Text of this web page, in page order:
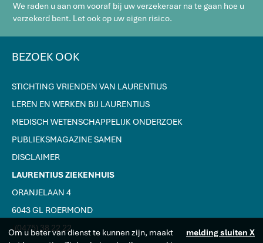
We raden u aan om vooraf bij uw verzekeraar na te gaan hoe u
verzekerd bent. Let ook op uw eigen risico.
BEZOEK OOK
STICHTING VRIENDEN VAN LAURENTIUS
LEREN EN WERKEN BIJ LAURENTIUS
MEDISCH WETENSCHAPPELIJK ONDERZOEK
PUBLIEKSMAGAZINE SAMEN
DISCLAIMER
LAURENTIUS ZIEKENHUIS
ORANJELAAN 4
6043 GL ROERMOND
J(0475) 38 22 22 melding sluiten X
Om u beter van dienst te kunnen zijn, maakt